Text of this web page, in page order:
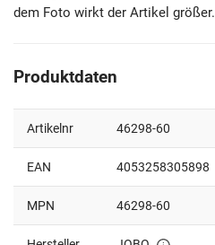
dem Foto wirkt der Artikel größer.
Produktdaten
Artikelnr 46298-60
EAN 4053258305898
MPN 46298-60